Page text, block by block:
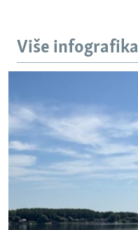
Više infografika